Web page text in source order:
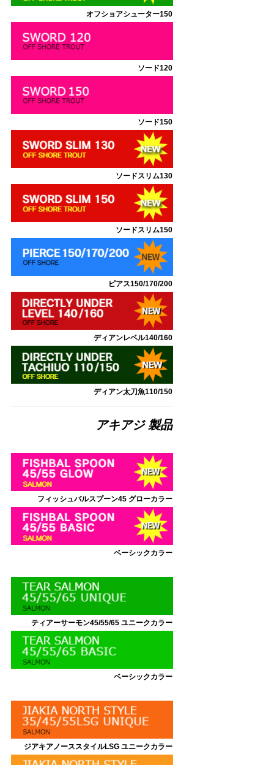
オフショアシューター150
ソード120
ソード150
ソードスリム130
ソードスリム150
ピアス150/170/200
ディアンレベル140/160
ディアン太刀魚110/150
アキアジ 製品
フィッシュバルスプーン45 グローカラー
ベーシックカラー
ティアーサーモン45/55/65 ユニークカラー
ベーシックカラー
ジアキアノーススタイルLSG ユニークカラー